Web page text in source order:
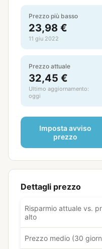
Prezzo più basso
23,98 €
11 giu 2022
Prezzo attuale
32,45 €
Ultimo aggiornamento:
oggi
Imposta avviso
prezzo
Dettagli prezzo
Risparmio attuale vs.
alto
Prezzo medio (30